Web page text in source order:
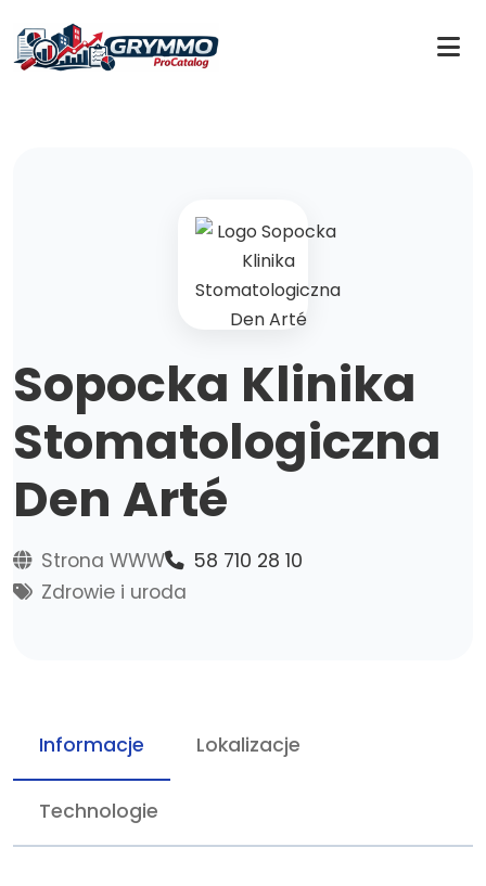
Sopocka Klinika
Stomatologiczna
Den Arté
Strona WWW
58 710 28 10
Zdrowie i uroda
Informacje Lokalizacje
Technologie